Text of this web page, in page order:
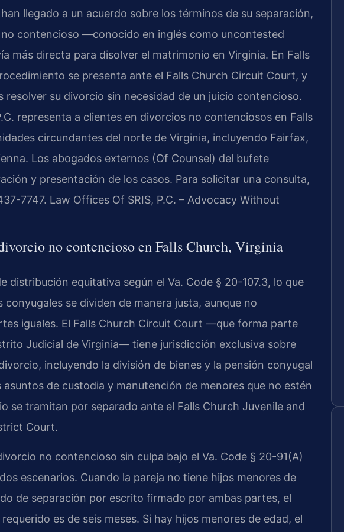
llegado a un acuerdo sobre los términos de su separación,
contencioso —conocido en inglés como uncontested
más directa para disolver el matrimonio en Virginia. En Falls
se presenta ante el Falls Church Circuit Court, y
resolver su divorcio sin necesidad de un juicio contencioso.
representa a clientes en divorcios no contenciosos en Falls
circundantes del norte de Virginia, incluyendo Fairfax,
Los abogados externos (Of Counsel) del bufete
y presentación de los casos. Para solicitar una consulta,
7747. Law Offices Of SRIS, P.C. – Advocacy Without
no contencioso en Falls Church, Virginia
distribución equitativa según el Va. Code § 20-107.3, lo que
conyugales se dividen de manera justa, aunque no
iguales. El Falls Church Circuit Court —que forma parte
Judicial de Virginia— tiene jurisdicción exclusiva sobre
incluyendo la división de bienes y la pensión conyugal
de custodia y manutención de menores que no estén
se tramitan por separado ante el Falls Church Juvenile and
Court.
no contencioso sin culpa bajo el Va. Code § 20-91(A)
escenarios. Cuando la pareja no tiene hijos menores de
de separación por escrito firmado por ambas partes, el
es de seis meses. Si hay hijos menores de edad, el